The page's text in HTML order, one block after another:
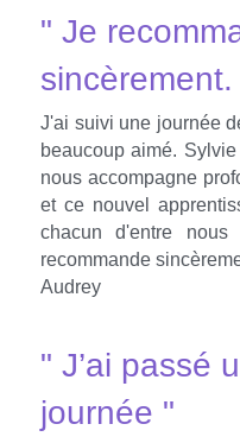
" Je
sincèrement.
J'ai suivi une journée
beaucoup aimé.
nous accompagne
et ce nouvel
chacun d'entre
recommande
Audrey
" J’ai passé
journée "